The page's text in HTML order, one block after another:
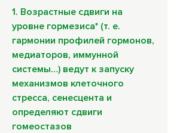
1. Возрастные сдвиги на
уровне гормезиса* (т. е.
гармонии профилей гормонов,
медиаторов, иммунной
системы…) ведут к запуску
механизмов клеточного
стресса, сенесцента и
определяют сдвиги
гомеостазов